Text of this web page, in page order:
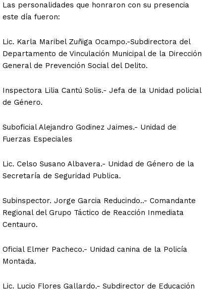
Las personalidades que honraron con su presencia
este día fueron:
Lic. Karla Maribel Zuñiga Ocampo.-Subdirectora del
Departamento de Vinculación Municipal de la Dirección
General de Prevención Social del Delito.
Inspectora Lilia Cantú Solis.- Jefa de la Unidad policial
de Género.
Suboficial Alejandro Godinez Jaimes.- Unidad de
Fuerzas Especiales
Lic. Celso Susano Albavera.- Unidad de Género de la
Secretaría de Seguridad Publica.
Subinspector. Jorge Garcia Reducindo..- Comandante
Regional del Grupo Táctico de Reacción Inmediata
Centauro.
Oficial Elmer Pacheco.- Unidad canina de la Policía
Montada.
Lic. Lucio Flores Gallardo.- Subdirector de Educación